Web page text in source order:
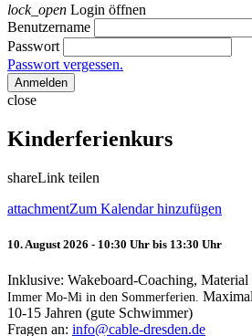
lock_open Login öffnen
Benutzername
Passwort
Passwort vergessen.
Anmelden
close
Kinderferienkurs
shareLink teilen
attachmentZum Kalendar hinzufügen
10. August 2026 - 10:30 Uhr bis 13:30 Uhr
Inklusive: Wakeboard-Coaching, Material
Immer Mo-Mi in den Sommerferien.
10-15 Jahren (gute Schwimmer)
Fragen an: info@cable-dresden.de